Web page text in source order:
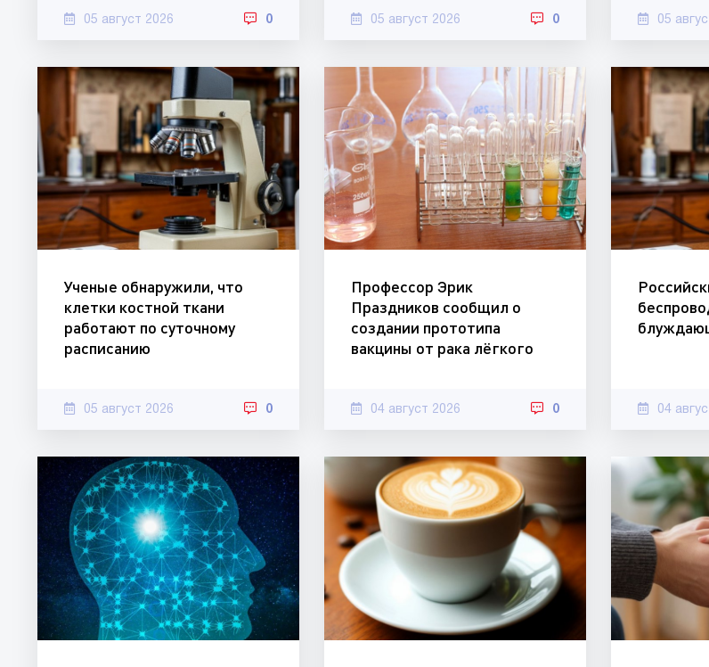
05 август 2026 0 05 август 2026 0 05
Ученые обнаружили, что
клетки костной ткани
работают по суточному
расписанию
05 август 2026 0
Профессор Эрик
Праздников сообщил о
создании прототипа
вакцины от рака лёгкого
04 август 2026 0 04